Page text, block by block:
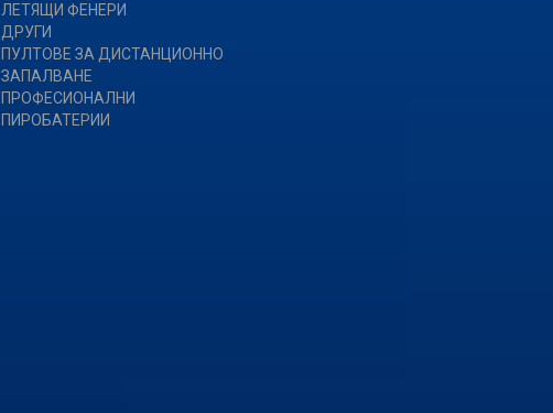
ЛЕТЯЩИ ФЕНЕРИ
ДРУГИ
ПУЛТОВЕ ЗА ДИСТАНЦИОННО
ЗАПАЛВАНЕ
ПРОФЕСИОНАЛНИ
ПИРОБАТЕРИИ